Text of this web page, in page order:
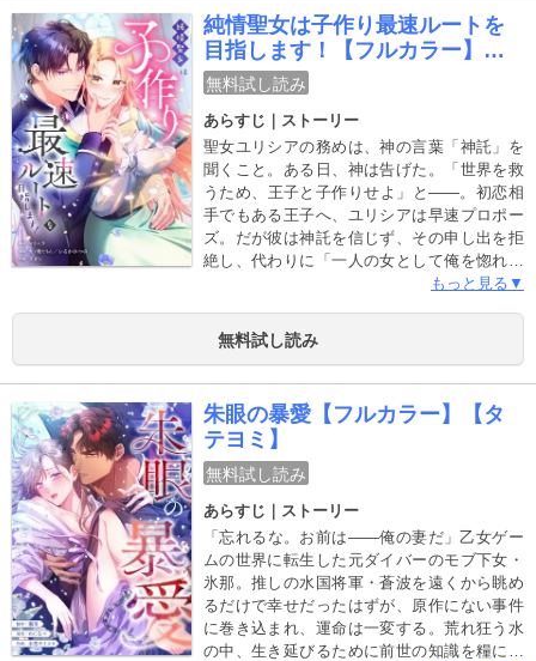
純情聖女は子作り最速ルートを
目指します！【フルカラー】
【タテヨミ】
無料試し読み
あらすじ｜ストーリー
聖女ユリシアの務めは、神の言葉「神託」を
聞くこと。ある日、神は告げた。「世界を救
うため、王子と子作りせよ」と――。初恋相
手でもある王子へ、ユリシアは早速プロポー
ズ。だが彼は神託を信じず、その申し出を拒
絶し、代わりに「一人の女として俺を惚れさ
せられたら、子作りしてやる」と条件を提示
自分を振ったことを後悔させてやると決意す
るユリシアだったが、なぜか王子の方から甘
にかなりそうです…！
もっと見る▼
無料試し読み
朱眼の暴愛【フルカラー】【タ
テヨミ】
無料試し読み
あらすじ｜ストーリー
「忘れるな。お前は――俺の妻だ」乙女ゲー
ムの世界に転生した元ダイバーのモブ下女・
氷那。推しの水国将軍・蒼波を遠くから眺め
るだけで幸せだったはずが、原作にない事件
に巻き込まれ、運命は一変する。荒れ狂う水
の中、生き延びるために前世の知識を糧に猛